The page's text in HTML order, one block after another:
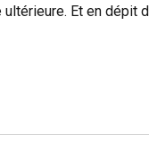
Et en dépit